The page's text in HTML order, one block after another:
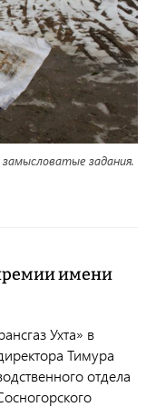
задания.
имени
Ухта» в
Тимура
отдела